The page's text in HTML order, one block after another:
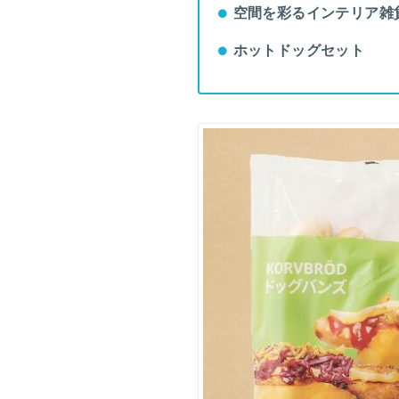
空間を彩るインテリア雑
ホットドッグセット